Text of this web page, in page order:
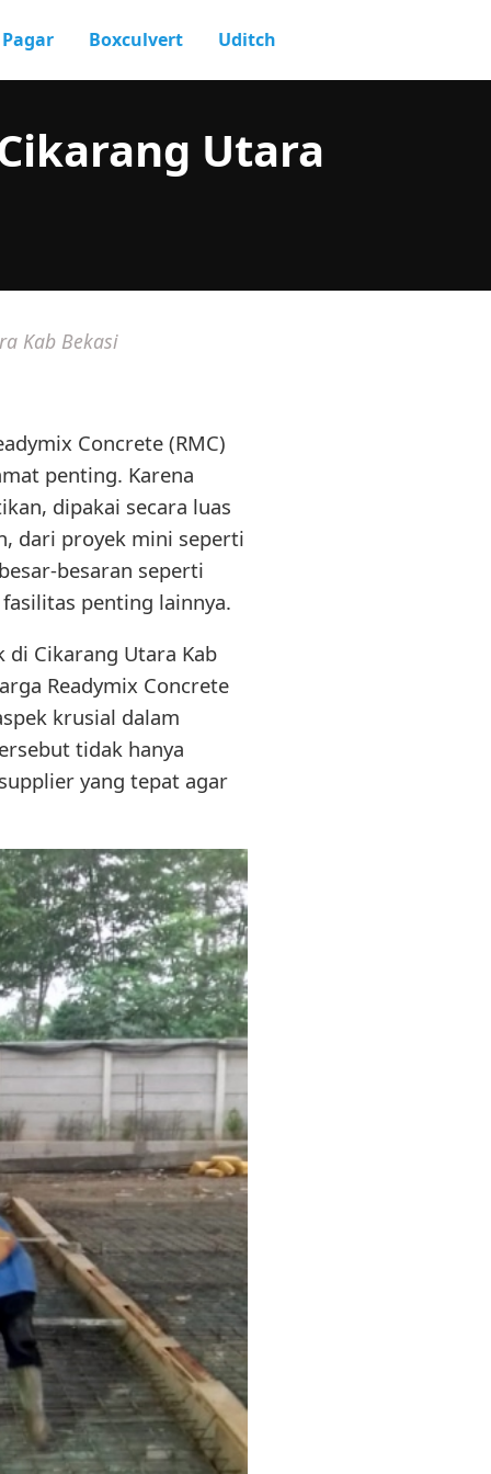
Pagar Boxculvert Uditch
Utara
Kab Bekasi
Concrete (RMC)
penting. Karena
dipakai secara luas
dari proyek mini seperti
besaran seperti
penting lainnya.
Cikarang Utara Kab
Readymix Concrete
krusial dalam
tidak hanya
yang tepat agar